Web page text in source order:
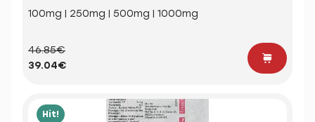
100mg | 250mg | 500mg | 1000mg
46.85€
39.04€
Hit!